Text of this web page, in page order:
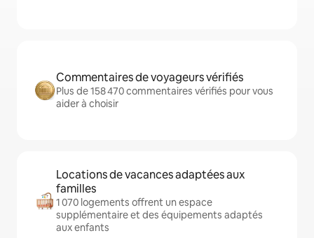
Commentaires de voyageurs vérifiés
Plus de 158 470 commentaires vérifiés pour vous
aider à choisir
Locations de vacances adaptées aux
familles
1 070 logements offrent un espace
supplémentaire et des équipements adaptés
aux enfants